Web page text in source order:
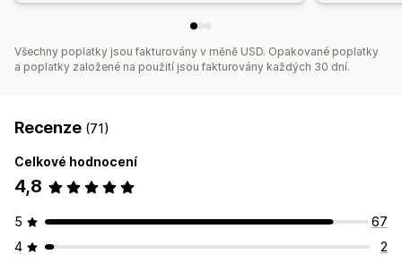
Všechny poplatky jsou fakturovány v měně USD. Opakované poplatky
a poplatky založené na použití jsou fakturovány každých 30 dní.
Recenze (71)
Celkové hodnocení
4,8
5
67
4
2